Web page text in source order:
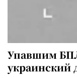
Упавшим
украинский